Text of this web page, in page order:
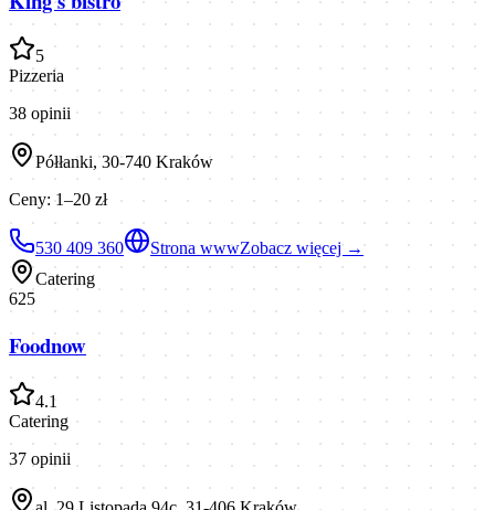
5
Pizzeria
38 opinii
Półłanki, 30-740 Kraków
Ceny:1–20 zł
530 409 360 Strona wwwZobacz więcej →
Catering
625
Foodnow
4.1
Catering
37 opinii